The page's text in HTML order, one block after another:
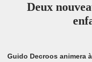
Deux
Guido Decroos animera